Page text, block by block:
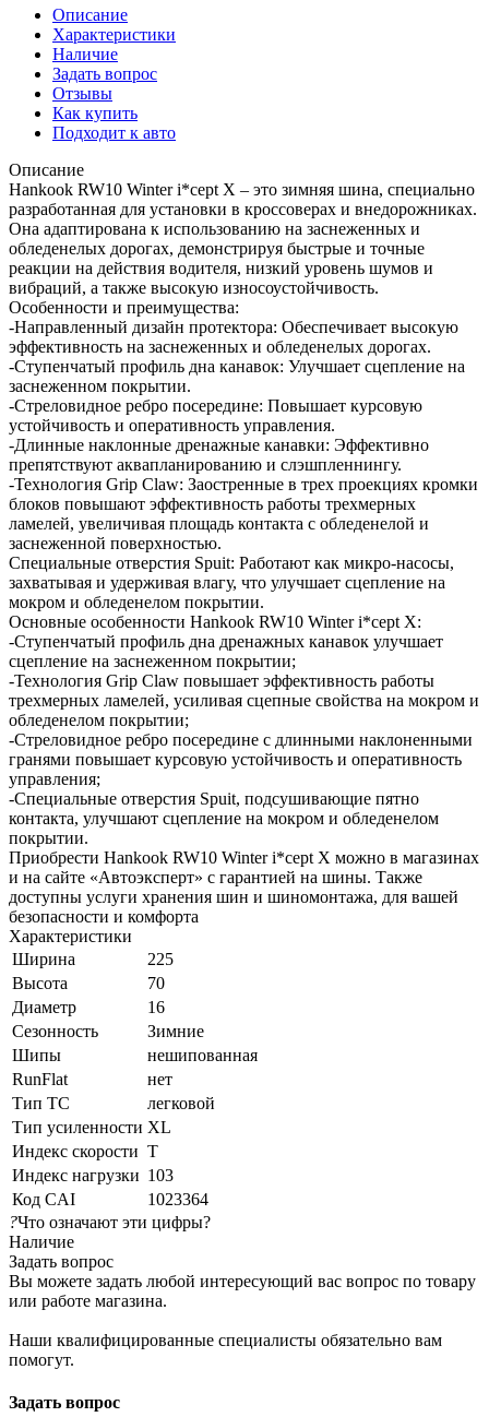
Описание
Характеристики
Наличие
Задать вопрос
Отзывы
Как купить
Подходит к авто
Описание
Hankook RW10 Winter i*cept X – это зимняя шина, специально
разработанная для установки в кроссоверах и внедорожниках.
Она адаптирована к использованию на заснеженных и
обледенелых дорогах, демонстрируя быстрые и точные
реакции на действия водителя, низкий уровень шумов и
вибраций, а также высокую износоустойчивость.
Особенности и преимущества:
-Направленный дизайн протектора: Обеспечивает высокую
эффективность на заснеженных и обледенелых дорогах.
-Ступенчатый профиль дна канавок: Улучшает сцепление на
заснеженном покрытии.
-Стреловидное ребро посередине: Повышает курсовую
устойчивость и оперативность управления.
-Длинные наклонные дренажные канавки: Эффективно
препятствуют аквапланированию и слэшпленнингу.
-Технология Grip Claw: Заостренные в трех проекциях кромки
блоков повышают эффективность работы трехмерных
ламелей, увеличивая площадь контакта с обледенелой и
заснеженной поверхностью.
Специальные отверстия Spuit: Работают как микро-насосы,
захватывая и удерживая влагу, что улучшает сцепление на
мокром и обледенелом покрытии.
Основные особенности Hankook RW10 Winter i*cept X:
-Ступенчатый профиль дна дренажных канавок улучшает
сцепление на заснеженном покрытии;
-Технология Grip Claw повышает эффективность работы
трехмерных ламелей, усиливая сцепные свойства на мокром и
обледенелом покрытии;
-Стреловидное ребро посередине с длинными наклоненными
гранями повышает курсовую устойчивость и оперативность
управления;
-Специальные отверстия Spuit, подсушивающие пятно
контакта, улучшают сцепление на мокром и обледенелом
покрытии.
Приобрести Hankook RW10 Winter i*cept X можно в магазинах
и на сайте «Автоэксперт» с гарантией на шины. Также
доступны услуги хранения шин и шиномонтажа, для вашей
безопасности и комфорта
Характеристики
Ширина
225
Высота
70
Диаметр
16
Сезонность
Зимние
Шипы
нешипованная
RunFlat
нет
Тип ТС
легковой
Тип усиленности XL
Индекс скорости T
Индекс нагрузки 103
Код CAI
1023364
?Что означают эти цифры?
Наличие
Задать вопрос
Вы можете задать любой интересующий вас вопрос по товару
или работе магазина.
Наши квалифицированные специалисты обязательно вам
помогут.
Задать вопрос